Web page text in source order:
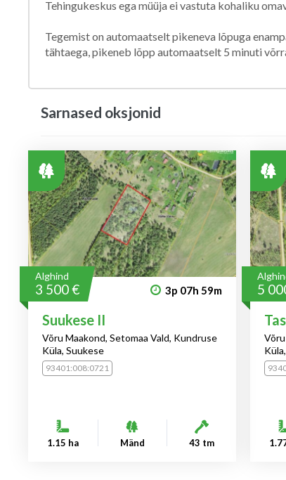
Tehingukeskus ega müüja ei vastuta kohaliku
Tegemist on automaatselt pikeneva lõpuga
tähtaega, pikeneb lõpp automaatselt 5 minuti
Sarnased oksjonid
Alghind
3 500 € 3p 07h 59m
Suukese II
Võru Maakond, Setomaa Vald, Kundruse
Küla, Suukese
93401:008:0721
1.15 ha Mänd 43 tm
5